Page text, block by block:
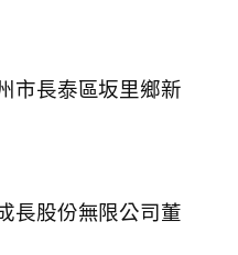
長泰區坂里鄉新
股份無限公司董